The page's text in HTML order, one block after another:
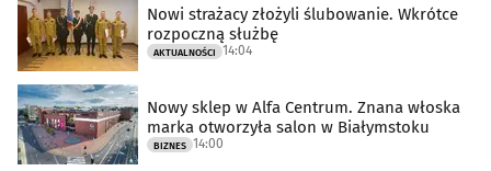
Nowi strażacy złożyli ślubowanie. Wkrótce
rozpoczną służbę
AKTUALNOŚCI 14:04
Nowy sklep w Alfa Centrum. Znana włoska
marka otworzyła salon w Białymstoku
BIZNES 14:00